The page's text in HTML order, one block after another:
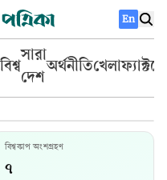
En
বিশ্ব
সারা
দেশ
অর্থনীতিখেলা
বিশ্বকাপ অংশগ্রহণ
৭